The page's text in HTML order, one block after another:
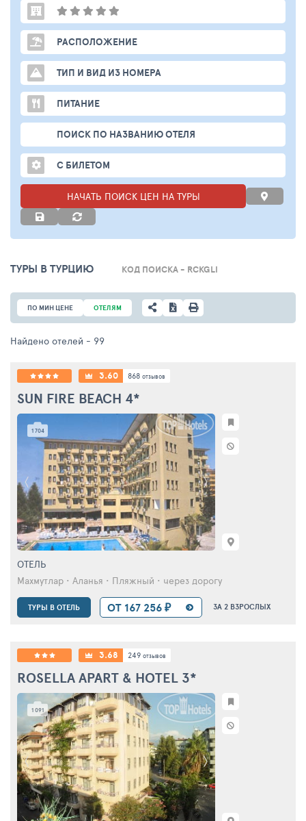
РАСПОЛОЖЕНИЕ
ТИП И ВИД ИЗ НОМЕРА
ПИТАНИЕ
ПОИСК ПО НАЗВАНИЮ ОТЕЛЯ
С БИЛЕТОМ
НАЧАТЬ ПОИСК ЦЕН НА ТУРЫ
ТУРЫ В ТУРЦИЮ КОД ПОИСКА - RCKGLI
ПО МИН ЦЕНЕ ОТЕЛЯМ
Найдено отелей - 99
1 704
3.60 868 отзывов
SUN FIRE BEACH 4*
ОТЕЛЬ
Махмутлар • Аланья • Пляжный • через дорогу
ТУРЫ В ОТЕЛЬ ОТ 167 256 ₽ ЗА 2 ВЗРОСЛЫХ
1 091
3.68 249 отзывов
ROSELLA APART & HOTEL 3*